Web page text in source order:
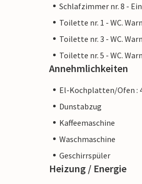
Schlafzimmer nr. 8 -
Toilette nr. 1 - WC.
Toilette nr. 3 - WC.
Toilette nr. 5 - WC.
Annehmlichkeiten
El-Kochplatten/Ofen :
Dunstabzug
Kaffeemaschine
Waschmaschine
Geschirrspüler
Heizung / Energie